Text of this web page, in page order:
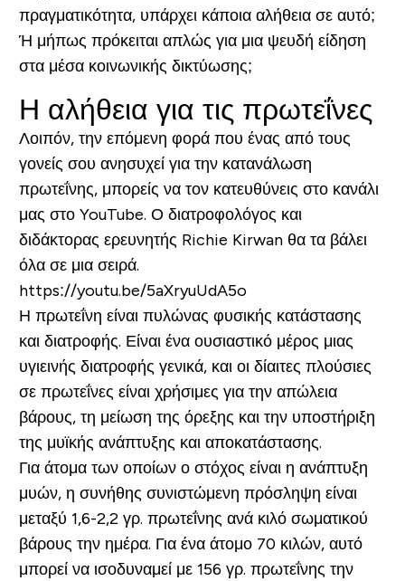
πραγματικότητα, υπάρχει κάποια αλήθεια σε αυτό;
Ή μήπως πρόκειται απλώς για μια ψευδή είδηση
στα μέσα κοινωνικής δικτύωσης;
Η αλήθεια για τις πρωτεΐνες
Λοιπόν, την επόμενη φορά που ένας από τους
γονείς σου ανησυχεί για την κατανάλωση
πρωτεΐνης, μπορείς να τον κατευθύνεις στο κανάλι
μας στο YouTube. Ο διατροφολόγος και
διδάκτορας ερευνητής Richie Kirwan θα τα βάλει
όλα σε μια σειρά.
https://youtu.be/5aXryuUdA5o
Η πρωτεΐνη είναι πυλώνας φυσικής κατάστασης
και διατροφής. Είναι ένα ουσιαστικό μέρος μιας
υγιεινής διατροφής γενικά, και οι δίαιτες πλούσιες
σε πρωτεΐνες είναι χρήσιμες για την απώλεια
βάρους, τη μείωση της όρεξης και την υποστήριξη
της μυϊκής ανάπτυξης και αποκατάστασης.
Για άτομα των οποίων ο στόχος είναι η ανάπτυξη
μυών, η συνήθης συνιστώμενη πρόσληψη είναι
μεταξύ 1,6-2,2 γρ. πρωτεΐνης ανά κιλό σωματικού
βάρους την ημέρα. Για ένα άτομο 70 κιλών, αυτό
μπορεί να ισοδυναμεί με 156 γρ. πρωτεΐνης την